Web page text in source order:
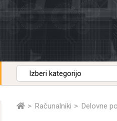
Računalniki Delovne